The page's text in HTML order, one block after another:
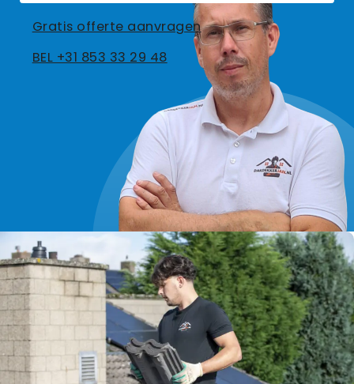
Gratis offerte aanvragen
BEL +31 853 33 29 48